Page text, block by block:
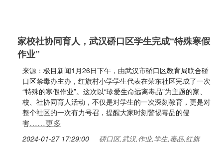
家校社协同育人，武汉硚口区学生完成“特殊寒假
作业”
来源：极目新闻1月26日下午，由武汉市硚口区教育局联合硚
口区禁毒办主办，红旗村小学学生代表在荣东社区完成了一次
“特殊的寒假作业”。这次以“珍爱生命远离毒品”为主题的家、
校、社协同育人活动，不仅是对学生的一次深刻教育，更是对
整个社区的一次有力号召，提醒大家时刻警惕毒品的侵
害……更多
2024-01-27 17:29:00 硚口区,武汉,作业,学生,毒品,红旗